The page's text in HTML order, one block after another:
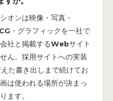
オンは映像・写真・
・グラフィックを一社で
社と掲載するWebサイト
ん。採用サイトへの実装
た書き出しまで続けてお
は使われる場所が決まっ
ます。